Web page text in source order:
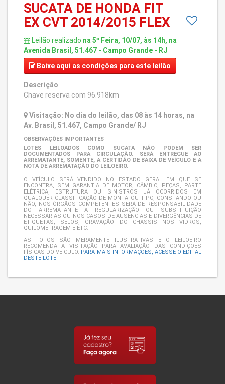
SUCATA DE HONDA FIT
EX CVT 2014/2015 FLEX
Leilão realizado na 5º Feira, 10/07, às 14h, na
Avenida Brasil, 51.467 - Campo Grande - RJ
Baixe aqui as condições para este leilão
Descrição
Chave reserva com 96.918km
Visitação: No dia do leilão, das 08 às 14 horas, na
Av. Brasil, 51.467, Campo Grande/ RJ
OBSERVAÇÕES IMPORTANTES
LOTES LEILOADOS COMO SUCATA NÃO PODEM SER
DOCUMENTADOS PARA CIRCULAÇÃO. SERÁ ENTREGUE AO
ARREMATANTE, SOMENTE, A CERTIDÃO DE BAIXA DE VEÍCULO E A
NOTA DE ARREMATAÇÃO DO LEILOEIRO.
O VEÍCULO SERÁ VENDIDO NO ESTADO GERAL EM QUE SE
ENCONTRA, SEM GARANTIA DE MOTOR, CÂMBIO, PEÇAS, PARTE
ELÉTRICA, ESTRUTURA OU SINISTROS JÁ OCORRIDOS EM
QUALQUER CLASSIFICAÇÃO DE MONTA OU TIPO, CONSTANDO OU
NÃO, NOS ÓRGÃOS COMPETENTES SERÁ DE RESPONSABILIDADE
DO ARREMATANTE A REGULARIZAÇÃO OU SUBSTITUIÇÃO
NECESSÁRIAS OU NOS CASOS DE AUSÊNCIAS E DIVERGÊNCIAS DE
ETIQUETAS, SELOS, GRAVAÇÃO DO CHASSIS NOS VIDROS,
QUILOMETRAGEM E ETC.
AS FOTOS SÃO MERAMENTE ILUSTRATIVAS E O LEILOEIRO
RECOMENDA A VISITAÇÃO PARA AVALIAÇÃO DAS CONDIÇÕES
FÍSICAS DO VEÍCULO. PARA MAIS INFORMAÇÕES, ACESSE O EDITAL
DESTE LOTE